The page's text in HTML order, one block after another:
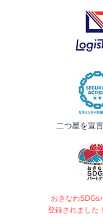
二つ星を宣
おきなわSDGs
登録されました